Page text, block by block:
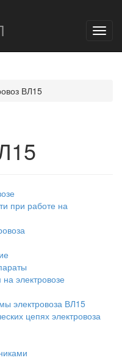
ВЛ15
при работе на
электровозе
электровоза ВЛ15
цепях электровоза